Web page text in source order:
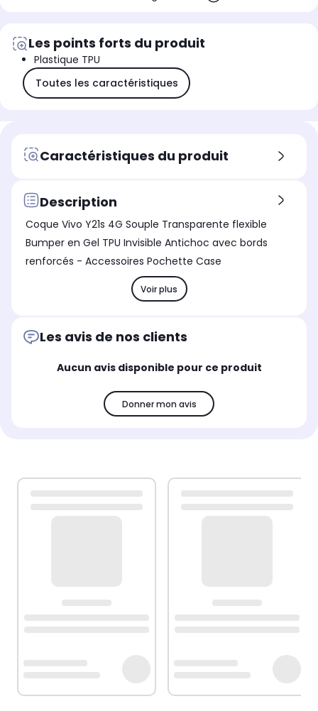
Les points forts du produit
Plastique TPU
Toutes les caractéristiques
Caractéristiques du produit
Description
Coque Vivo Y21s 4G Souple Transparente flexible
Bumper en Gel TPU Invisible Antichoc avec bords
renforcés - Accessoires Pochette Case
Voir plus
Les avis de nos clients
Aucun avis disponible pour ce produit
Donner mon avis